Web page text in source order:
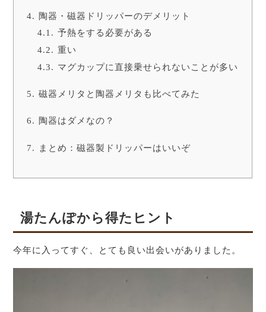
陶器・磁器ドリッパーのデメリット
予熱をする必要がある
重い
マグカップに直接乗せられないことが多い
磁器メリタと陶器メリタも比べてみた
陶器はダメなの？
まとめ：磁器製ドリッパーはいいぞ
湯たんぽから得たヒント
今年に入ってすぐ、とても良い出会いがありました。